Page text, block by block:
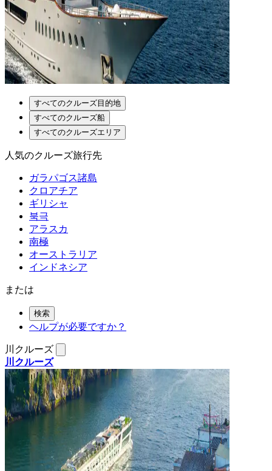
すべてのクルーズ目的地
すべてのクルーズ船
すべてのクルーズエリア
人気のクルーズ旅行先
ガラパゴス諸島
クロアチア
ギリシャ
북극
アラスカ
南極
オーストラリア
インドネシア
または
検索
ヘルプが必要ですか？
川クルーズ
川クルーズ